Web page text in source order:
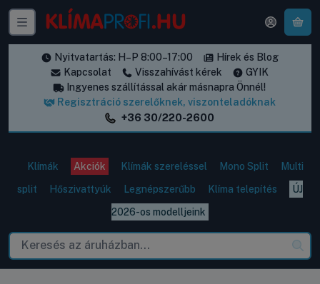
Nyitvatartás: H–P 8:00–17:00
Hírek és Blog
Kapcsolat
Visszahívást kérek
GYIK
Ingyenes szállítással akár másnapra Önnél!
Regisztráció szerelőknek, viszonteladóknak
+36 30/220-2600
Klímák Akciók Klímák szereléssel Mono Split
Multi
split
Hőszivattyúk Legnépszerűbb Klíma telepítés
ÚJ
2026-os modelljeink